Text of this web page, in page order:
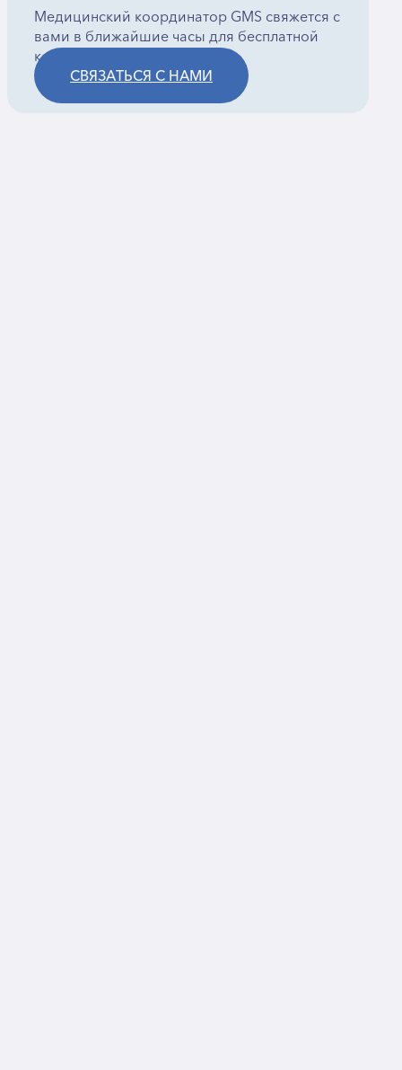
Медицинский координатор GMS свяжется с
вами в ближайшие часы для бесплатной
консультации.
СВЯЗАТЬСЯ С НАМИ